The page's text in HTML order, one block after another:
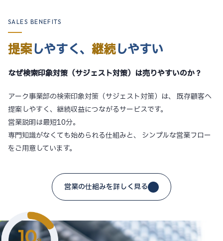
SALES BENEFITS
提案しやすく、 継続しやすい
なぜ検索印象対策（サジェスト対策）は売りやすいのか？
アーク事業部の検索印象対策（サジェスト対策）は、 既存顧客へ
提案しやすく、継続収益につながるサービスです。
営業説明は最短10分。
専門知識がなくても始められる仕組みと、
シンプルな営業フロー
をご用意しています。
営業の仕組みを詳しく見る